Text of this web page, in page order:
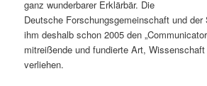
p
r
t
s
ganz wunderbarer Erklärbär. Die
Deutsche Forschungsgemeinschaft und der
ihm deshalb schon 2005 den
mitreißende und fundierte Art,
verliehen.